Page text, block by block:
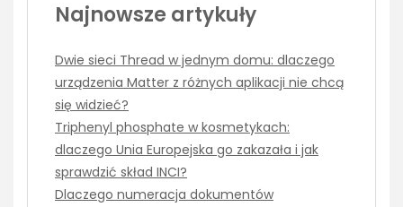
Najnowsze artykuły
Dwie sieci Thread w jednym domu: dlaczego
urządzenia Matter z różnych aplikacji nie chcą
się widzieć?
Triphenyl phosphate w kosmetykach:
dlaczego Unia Europejska go zakazała i jak
sprawdzić skład INCI?
Dlaczego numeracja dokumentów